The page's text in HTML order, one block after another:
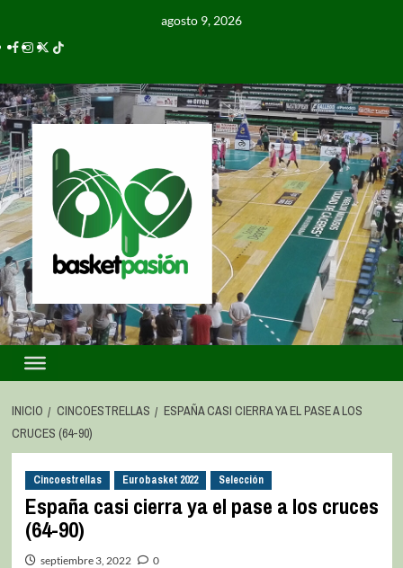
agosto 9, 2026
INICIO CINCOESTRELLAS
ESPAÑA CASI CIERRA YA EL PASE A LOS
CRUCES (64-90)
Cincoestrellas Eurobasket 2022 Selección
España casi cierra ya el pase a los cruces
(64-90)
septiembre 3, 2022 0